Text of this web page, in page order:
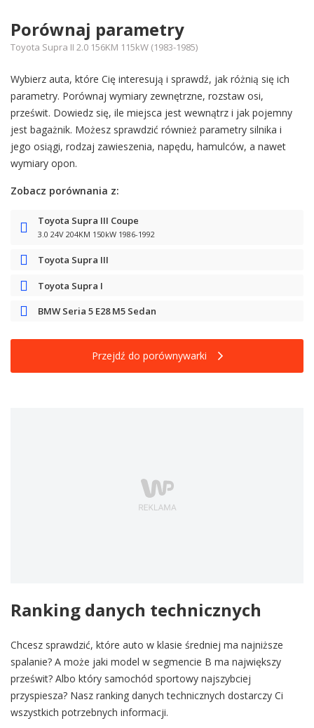
Porównaj parametry
Toyota Supra II 2.0 156KM 115kW (1983-1985)
Wybierz auta, które Cię interesują i sprawdź, jak różnią się ich
parametry. Porównaj wymiary zewnętrzne, rozstaw osi,
prześwit. Dowiedz się, ile miejsca jest wewnątrz i jak pojemny
jest bagażnik. Możesz sprawdzić również parametry silnika i
jego osiągi, rodzaj zawieszenia, napędu, hamulców, a nawet
wymiary opon.
Zobacz porównania z:
Toyota Supra III Coupe
3.0 24V 204KM 150kW 1986-1992
Toyota Supra III
Toyota Supra I
BMW Seria 5 E28 M5 Sedan
Przejdź do porównywarki
Ranking danych technicznych
Chcesz sprawdzić, które auto w klasie średniej ma najniższe
spalanie? A może jaki model w segmencie B ma największy
prześwit? Albo który samochód sportowy najszybciej
przyspiesza? Nasz ranking danych technicznych dostarczy Ci
wszystkich potrzebnych informacji.